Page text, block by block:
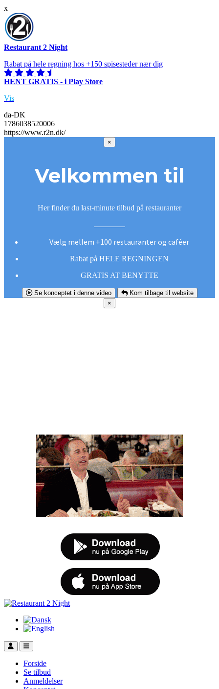
x
Restaurant 2 Night
Rabat på hele regning hos +150 spisesteder nær dig
HENT GRATIS - i Play Store
Vis
da-DK
1786038520006
https://www.r2n.dk/
×
Velkommen til
Her finder du last-minute tilbud på restauranter
Vælg mellem +100 restauranter og caféer
Rabat på HELE REGNINGEN
GRATIS AT BENYTTE
Se konceptet i denne video
Kom tilbage til website
×
Forside
Se tilbud
Anmeldelser